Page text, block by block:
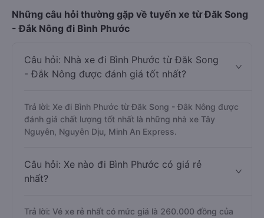
Những câu hỏi thường gặp về tuyến xe từ Đăk Song
- Đắk Nông đi Bình Phước
Câu hỏi: Nhà xe đi Bình Phước từ Đăk Song
- Đắk Nông được đánh giá tốt nhất?
Trả lời: Xe đi Bình Phước từ Đăk Song - Đắk Nông được
đánh giá chất lượng tốt nhất là những nhà xe Tây
Nguyên, Nguyên Dịu, Minh An Express.
Câu hỏi: Xe nào đi Bình Phước có giá rẻ
nhất?
Trả lời: Vé xe rẻ nhất có mức giá là 260.000 đồng của